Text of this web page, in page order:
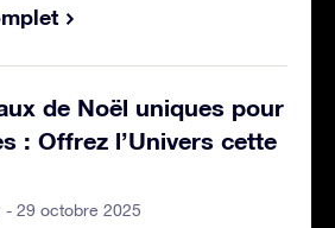
de Noël uniques pour
: Offrez l’Univers cette
- 29 octobre 2025